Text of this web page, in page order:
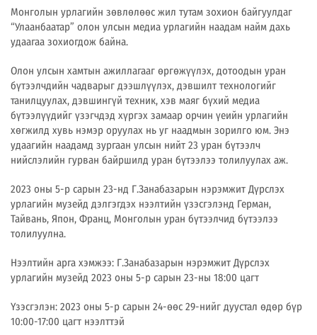
Монголын урлагийн зөвлөлөөс жил тутам зохион байгуулдаг
“Улаанбаатар” олон улсын медиа урлагийн наадам найм дахь
удаагаа зохиогдож байна.
Олон улсын хамтын ажиллагааг өргөжүүлэх, дотоодын уран
бүтээлчдийн чадварыг дээшлүүлэх, дэвшилт технологийг
танилцуулах, дэвшингүй техник, хэв маяг бүхий медиа
бүтээлүүдийг үзэгчдэд хүргэх замаар орчин үеийн урлагийн
хөгжилд хувь нэмэр оруулах нь уг наадмын зорилго юм. Энэ
удаагийн наадамд зургаан улсын нийт 23 уран бүтээлч
нийслэлийн гурван байршилд уран бүтээлээ толилуулах аж.
2023 оны 5-р сарын 23-нд Г.Занабазарын нэрэмжит Дүрслэх
урлагийн музейд дэлгэгдэх нээлтийн үзэсгэлэнд Герман,
Тайвань, Япон, Франц, Монголын уран бүтээлчид бүтээлээ
толилуулна.
Нээлтийн арга хэмжээ: Г.Занабазарын нэрэмжит Дүрслэх
урлагийн музейд 2023 оны 5-р сарын 23-ны 18:00 цагт
Үзэсгэлэн: 2023 оны 5-р сарын 24-өөс 29-нийг дуустал өдөр бүр
10:00-17:00 цагт нээлттэй